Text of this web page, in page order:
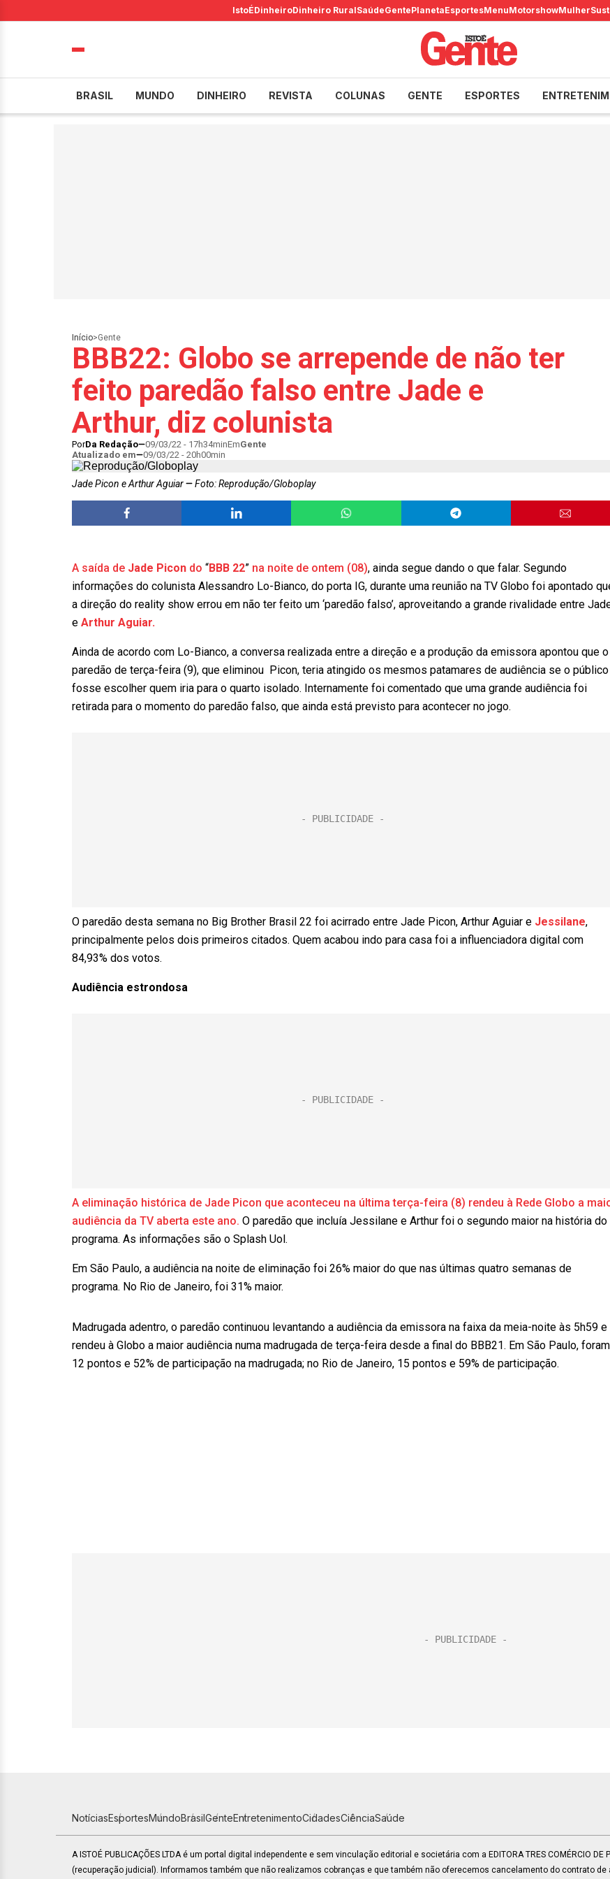
IstoÉDinheiroDinheiro RuralSaúdeGentePlanetaEsportesMenuMotorshowMulher
BRASIL MUNDO DINHEIRO REVISTA COLUNAS GENTE ESPORTES
Início>Gente
BBB22: Globo se arrepende de não ter
feito paredão falso entre Jade e
Arthur, diz colunista
PorDa Redação 09/03/22 - 17h34minEmGente
Atualizado em
09/03/22 - 20h00min
Jade Picon e Arthur Aguiar Foto: Reprodução/Globoplay
A saída de Jade Picon do “BBB 22” na noite de ontem (08), ainda segue dando o que falar. Segundo
informações do colunista Alessandro Lo-Bianco, do porta IG, durante uma reunião na TV Globo foi apontado
a direção do reality show errou em não ter feito um ‘paredão falso’, aproveitando a grande rivalidade entre
e Arthur Aguiar.
Ainda de acordo com Lo-Bianco, a conversa realizada entre a direção e a produção da emissora apontou que o
paredão de terça-feira (9), que eliminou Picon, teria atingido os mesmos patamares de audiência se o público
fosse escolher quem iria para o quarto isolado. Internamente foi comentado que uma grande audiência foi
retirada para o momento do paredão falso, que ainda está previsto para acontecer no jogo.
O paredão desta semana no Big Brother Brasil 22 foi acirrado entre Jade Picon, Arthur Aguiar e Jessilane,
principalmente pelos dois primeiros citados. Quem acabou indo para casa foi a influenciadora digital com
84,93% dos votos.
Audiência estrondosa
A eliminação histórica de Jade Picon que aconteceu na última terça-feira (8) rendeu à Rede Globo a
audiência da TV aberta este ano. O paredão que incluía Jessilane e Arthur foi o segundo maior na história do
programa. As informações são o Splash Uol.
Em São Paulo, a audiência na noite de eliminação foi 26% maior do que nas últimas quatro semanas de
programa. No Rio de Janeiro, foi 31% maior.
Madrugada adentro, o paredão continuou levantando a audiência da emissora na faixa da meia-noite às 5h59 e
rendeu à Globo a maior audiência numa madrugada de terça-feira desde a final do BBB21. Em São Paulo, foram
12 pontos e 52% de participação na madrugada; no Rio de Janeiro, 15 pontos e 59% de participação.
NotíciasEsportesMundoBrasilGenteEntretenimentoCidadesCiênciaSaúde
A ISTOÉ PUBLICAÇÕES LTDA é um portal digital independente e sem vinculação editorial e societária com a EDITORA TRES COMÉRCIO DE
(recuperação judicial). Informamos também que não realizamos cobranças e que também não oferecemos cancelamento do contrato de